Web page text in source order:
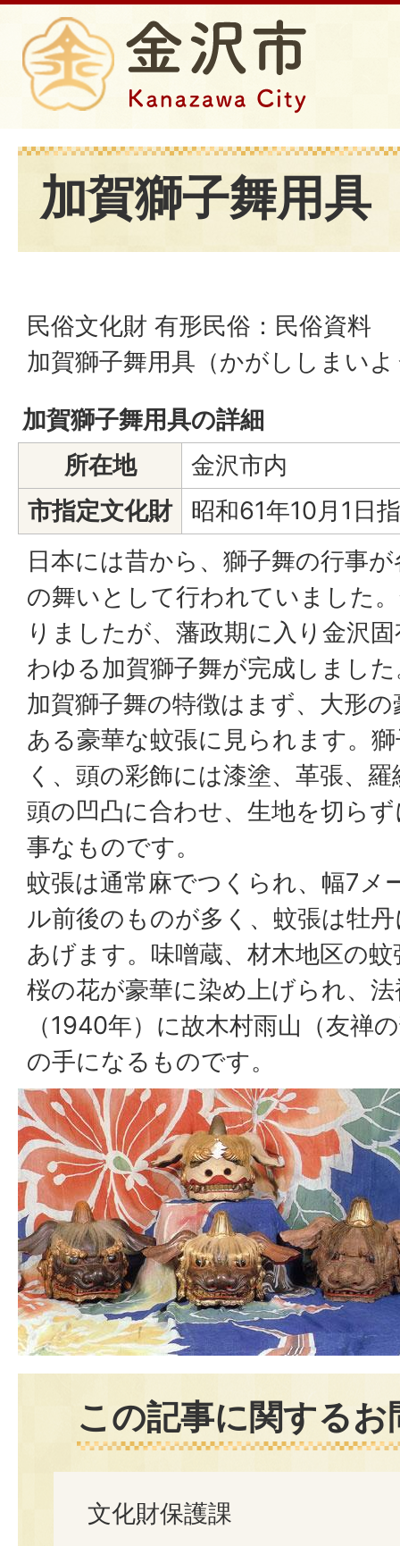
加賀獅子舞用具
民俗文化財 有形民俗：民俗資料
加賀獅子舞用具（かがししまい
加賀獅子舞用具の詳細
所在地
金沢市内
市指定文化財
昭和61年10月1日
日本には昔から、獅子舞の行事
の舞いとして行われていました
りましたが、藩政期に入り金沢
わゆる加賀獅子舞が完成しまし
加賀獅子舞の特徴はまず、大形
ある豪華な蚊張に見られます。
く、頭の彩飾には漆塗、革張、
頭の凹凸に合わせ、生地を切ら
事なものです。
蚊張は通常麻でつくられ、幅7メ
ル前後のものが多く、蚊張は牡
あげます。味噌蔵、材木地区の
桜の花が豪華に染め上げられ、
（1940年）に故木村雨山（友禅
の手になるものです。
この記事に関する
文化財保護課